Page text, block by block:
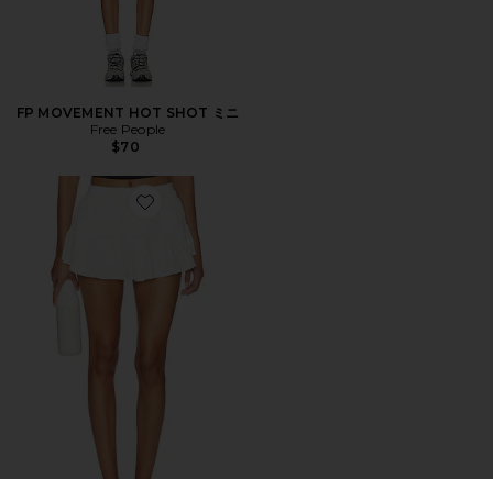
FP MOVEMENT HOT SHOT ミニ
Free People
$70
Favorite A-GAME スコート